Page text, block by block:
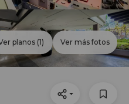
planos (1) Ver más fotos